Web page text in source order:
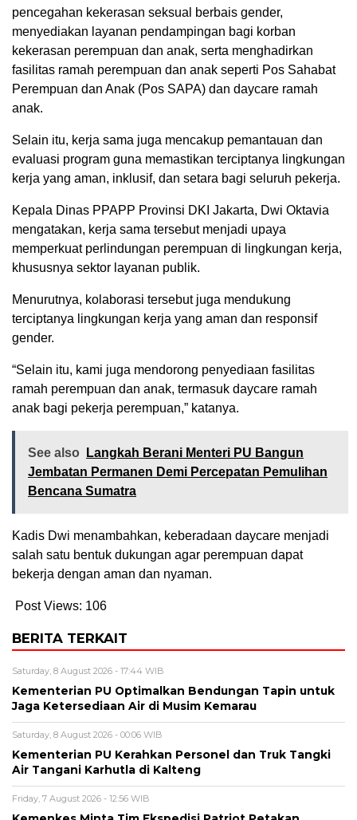
pencegahan kekerasan seksual berbais gender,
menyediakan layanan pendampingan bagi korban
kekerasan perempuan dan anak, serta menghadirkan
fasilitas ramah perempuan dan anak seperti Pos Sahabat
Perempuan dan Anak (Pos SAPA) dan daycare ramah
anak.
Selain itu, kerja sama juga mencakup pemantauan dan
evaluasi program guna memastikan terciptanya lingkungan
kerja yang aman, inklusif, dan setara bagi seluruh pekerja.
Kepala Dinas PPAPP Provinsi DKI Jakarta, Dwi Oktavia
mengatakan, kerja sama tersebut menjadi upaya
memperkuat perlindungan perempuan di lingkungan kerja,
khususnya sektor layanan publik.
Menurutnya, kolaborasi tersebut juga mendukung
terciptanya lingkungan kerja yang aman dan responsif
gender.
“Selain itu, kami juga mendorong penyediaan fasilitas
ramah perempuan dan anak, termasuk daycare ramah
anak bagi pekerja perempuan,” katanya.
See also
Langkah Berani Menteri PU Bangun
Jembatan Permanen Demi Percepatan Pemulihan
Bencana Sumatra
Kadis Dwi menambahkan, keberadaan daycare menjadi
salah satu bentuk dukungan agar perempuan dapat
bekerja dengan aman dan nyaman.
Post Views: 106
BERITA TERKAIT
Saturday, 8 August 2026 - 17:44 WIB
Kementerian PU Optimalkan Bendungan Tapin untuk
Jaga Ketersediaan Air di Musim Kemarau
Saturday, 8 August 2026 - 00:06 WIB
Kementerian PU Kerahkan Personel dan Truk Tangki
Air Tangani Karhutla di Kalteng
Friday, 7 August 2026 - 12:56 WIB